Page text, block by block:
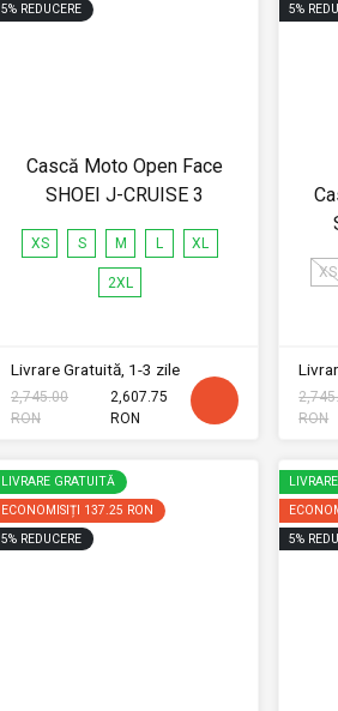
5% REDUCERE
Cască Moto Open Face
SHOEI J-CRUISE 3
XS S M L XL
2XL
Livrare Gratuită, 1-3 zile
2,745.00
RON
2,607.75
RON
5%
XS
RON
LIVRARE GRATUITĂ
ECONOMISIȚI 137.25 RON
5% REDUCERE
5%